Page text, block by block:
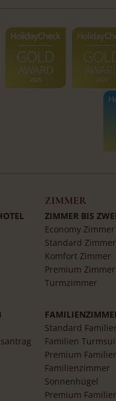
ZIMMER
ZIMMER BIS
Economy Zimmer
Standard Zimmer
Komfort Zimmer
Premium Zimmer
Turmzimmer
Standard
Familien
Premium
Familienzimmer
Sonnenhügel
Premium